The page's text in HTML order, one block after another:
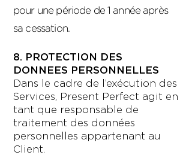
pour une période de 1 année après
sa cessation.
8. PROTECTION DES
DONNEES PERSONNELLES
Dans le cadre de l’exécution des
Services, Present Perfect agit en
tant que responsable de
traitement des données
personnelles appartenant au
Client.